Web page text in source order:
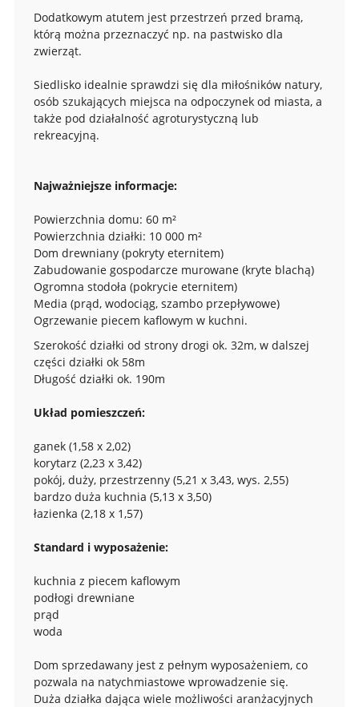
Dodatkowym atutem jest przestrzeń przed bramą,
którą można przeznaczyć np. na pastwisko dla
zwierząt.
Siedlisko idealnie sprawdzi się dla miłośników natury,
osób szukających miejsca na odpoczynek od miasta, a
także pod działalność agroturystyczną lub
rekreacyjną.
Najważniejsze informacje:
Powierzchnia domu: 60 m²
Powierzchnia działki: 10 000 m²
Dom drewniany (pokryty eternitem)
Zabudowanie gospodarcze murowane (kryte blachą)
Ogromna stodoła (pokrycie eternitem)
Media (prąd, wodociąg, szambo przepływowe)
Ogrzewanie piecem kaflowym w kuchni.
Szerokość działki od strony drogi ok. 32m, w dalszej
części działki ok 58m
Długość działki ok. 190m
Układ pomieszczeń:
ganek (1,58 x 2,02)
korytarz (2,23 x 3,42)
pokój, duży, przestrzenny (5,21 x 3,43, wys. 2,55)
bardzo duża kuchnia (5,13 x 3,50)
łazienka (2,18 x 1,57)
Standard i wyposażenie:
kuchnia z piecem kaflowym
podłogi drewniane
prąd
woda
Dom sprzedawany jest z pełnym wyposażeniem, co
pozwala na natychmiastowe wprowadzenie się.
Duża działka dająca wiele możliwości aranżacyjnych